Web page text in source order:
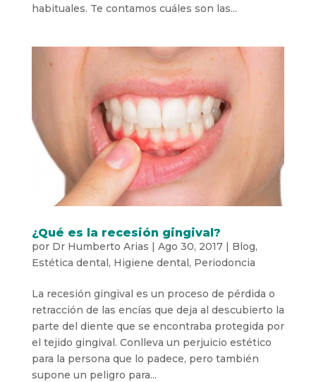
habituales. Te contamos cuáles son las...
¿Qué es la recesión gingival?
por Dr Humberto Arias | Ago 30, 2017| Blog,
Estética dental, Higiene dental, Periodoncia
La recesión gingival es un proceso de pérdida o
retracción de las encías que deja al descubierto la
parte del diente que se encontraba protegida por
el tejido gingival. Conlleva un perjuicio estético
para la persona que lo padece, pero también
supone un peligro para...